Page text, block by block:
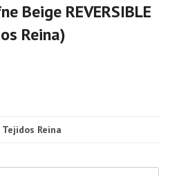
Beige REVERSIBLE
Reina)
Tejidos Reina